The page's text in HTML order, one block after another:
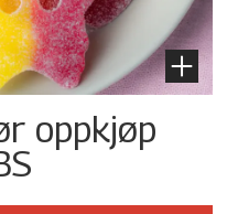
oppkjøp